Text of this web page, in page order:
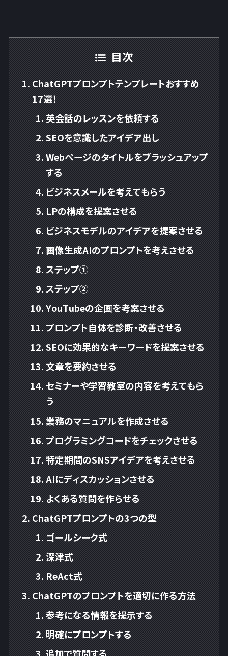
目次
ChatGPTプロンプトテンプレートおすすめ
17選！
英会話のレッスンを依頼する
SEOを意識したアイデア出し
Webページのタイトルをブラッシュアップ
する
ビジネスメールを考えてもらう
LPの構成を提案させる
ビジネスモデルのアイデアを提案させる
画像生成AIのプロンプトを考えさせる
ステップ①
ステップ②
YouTubeの企画を考案させる
プロンプト自体を診断・改善させる
SEOに効果的なキーワードを提案させる
文章を要約させる
セミナーや学習教室の内容を考えてもら
う
業務のマニュアルを作成させる
プログラミングコードをチェックさせる
特定期間のSNSアイデアを考えさせる
AIにディスカッションさせる
よくある質問を作らせる
ChatGPTプロンプトの3つの型
ゴールシーク式
深津式
ReAct式
ChatGPTのプロンプトを適切に作る方法
参考になる情報を提示する
明確にプロンプトする